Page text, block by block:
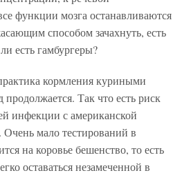
функции мозга останавливаются
способом зачахнуть, есть
есть гамбургеры?
кормления куриными
Так что есть риск
инфекции с американской
мало тестирований в
на коровье бешенство, то есть
оставаться незамеченной в